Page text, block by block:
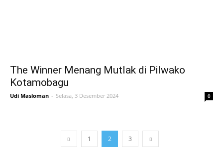
The Winner Menang Mutlak di Pilwako
Kotamobagu
Udi Masloman - Selasa, 3 Desember 2024 0
1 2 3